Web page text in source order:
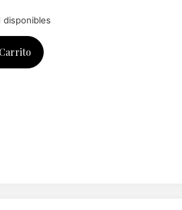
disponibles